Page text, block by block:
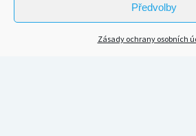
Předvolby
Zásady ochrany osobních